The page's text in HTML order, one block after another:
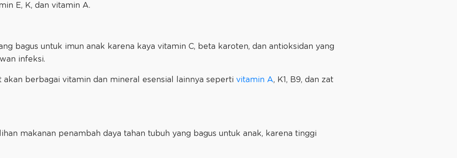
E, K, dan vitamin A.
bagus untuk imun anak karena kaya vitamin C, beta karoten, dan antioksidan yang
infeksi.
akan berbagai vitamin dan mineral esensial lainnya seperti vitamin A, K1, B9, dan zat
makanan penambah daya tahan tubuh yang bagus untuk anak, karena tinggi